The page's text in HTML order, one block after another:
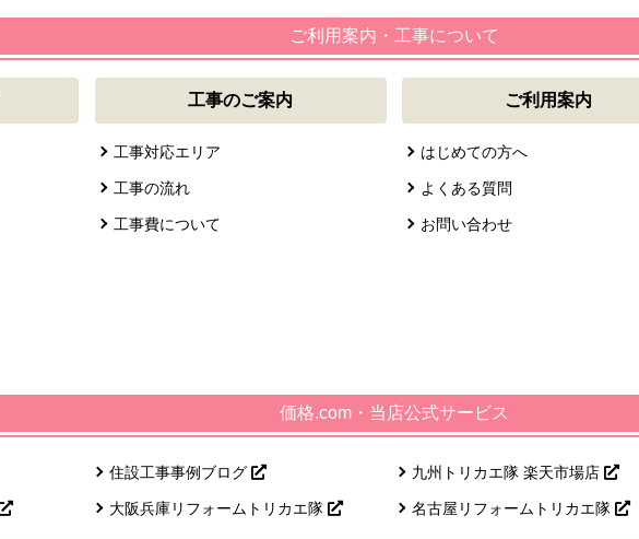
ご利用案内・工事について
工事のご案内
工事対応エリア
工事の流れ
工事費について
ご利用案内
はじめての方へ
よくある質問
お問い合わせ
価格.com・当店公式サービス
住設工事事例ブログ 九州トリカエ隊 楽天市場店
大阪兵庫リフォームトリカエ隊 名古屋リフォームトリカエ隊